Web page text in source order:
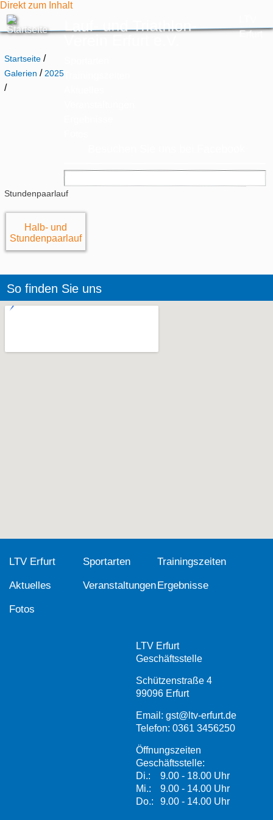
Direkt zum Inhalt
Lauf- und Triathlon- Erfurt
Startseite/
Galerien / 2025
/
Stundenpaarlauf
Halb- und
Stundenpaarlauf
So finden Sie uns
LTV Erfurt Sportarten Trainingszeiten
Aktuelles Veranstaltungen Ergebnisse
Fotos
LTV Erfurt
Geschäftsstelle
Schützenstraße 4
99096 Erfurt
Email: gst@ltv-erfurt.de
Telefon: 0361 3456250
Öffnungszeiten
Geschäftsstelle:
Di.:
9.00 - 18.00 Uhr
Mi.:
9.00 - 14.00 Uhr
Do.:
9.00 - 14.00 Uhr